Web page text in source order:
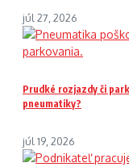
júl 27, 2026
Prudké rozjazdy či
pneumatiky?
júl 19, 2026